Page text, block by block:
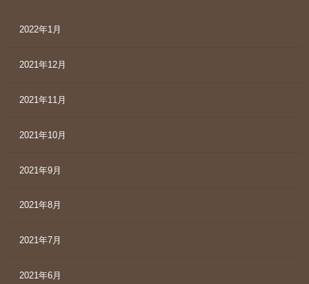
2022年1月
2021年12月
2021年11月
2021年10月
2021年9月
2021年8月
2021年7月
2021年6月